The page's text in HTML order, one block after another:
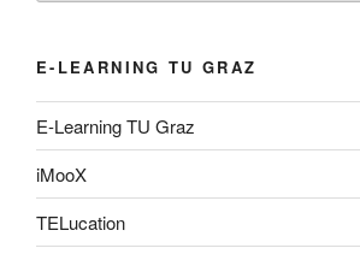
E-LEARNING TU GRAZ
E-Learning TU Graz
iMooX
TELucation